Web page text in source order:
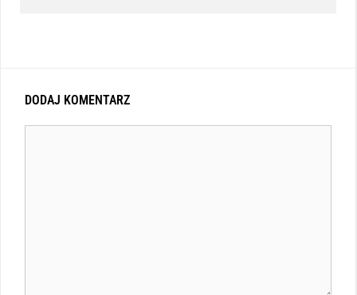
DODAJ KOMENTARZ